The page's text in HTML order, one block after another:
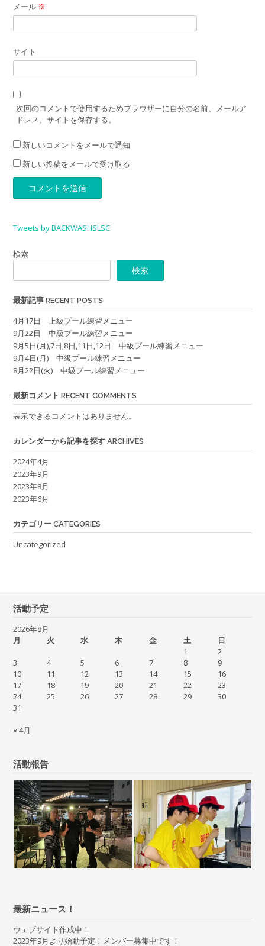
メール ※
サイト
次回のコメントで使用するためブラウザーに自分の名前、メールア
ドレス、サイトを保存する。
新しいコメントをメールで通知
新しい投稿をメールで受け取る
Tweets by BACKWASHSLSC
検索
検索
最新記事 RECENT POSTS
4月17日 上級プール練習メニュー
9月22日 中級プール練習メニュー
9月5日(月),7日,8日,11日,12日 中級プール練習メニュー
9月4日(月) 中級プール練習メニュー
8月22日(火) 中級プール練習メニュー
最新コメント RECENT COMMENTS
表示できるコメントはありません。
カレンダーから記事を探す ARCHIVES
2024年4月
2023年9月
2023年8月
2023年6月
カテゴリー CATEGORIES
Uncategorized
活動予定
2026年8月
月
火 水 木 金 土
日
1
2
3
4 5 6 7 8
9
10
11 12 13 14 15
16
17
18 19 20 21 22
23
24
25 26 27 28 29
30
31
« 4月
活動報告
最新ニュース！
ウェブサイト作成中！
2023年9月より始動予定！メンバー募集中です！